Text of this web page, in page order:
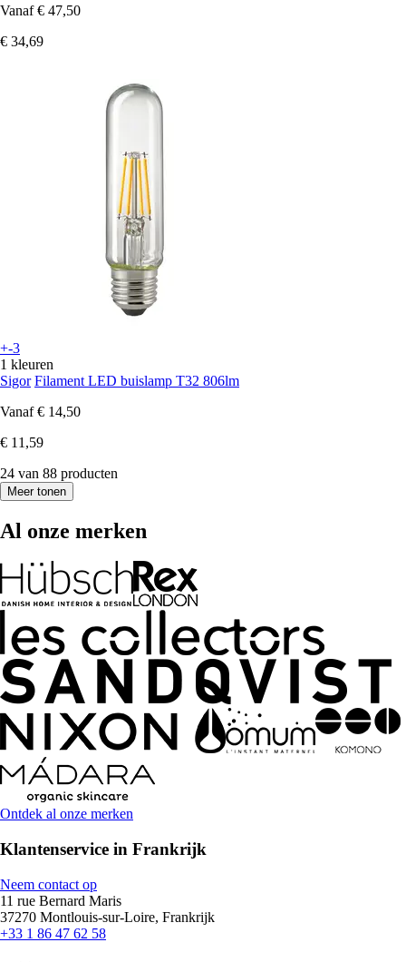
Vanaf € 47,50
€ 34,69
+-3
1 kleuren
Sigor Filament LED buislamp T32 806lm
Vanaf € 14,50
€ 11,59
24 van 88 producten
Meer tonen
Al onze merken
Ontdek al onze merken
Klantenservice in Frankrijk
Neem contact op
11 rue Bernard Maris
37270 Montlouis-sur-Loire, Frankrijk
+33 1 86 47 62 58